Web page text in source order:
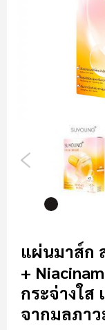
ที่
ส่วน
เริ่ม
ต้น
ของ
แผ่นมาส์ก
+
กระจ่างใ
จากมลภาว